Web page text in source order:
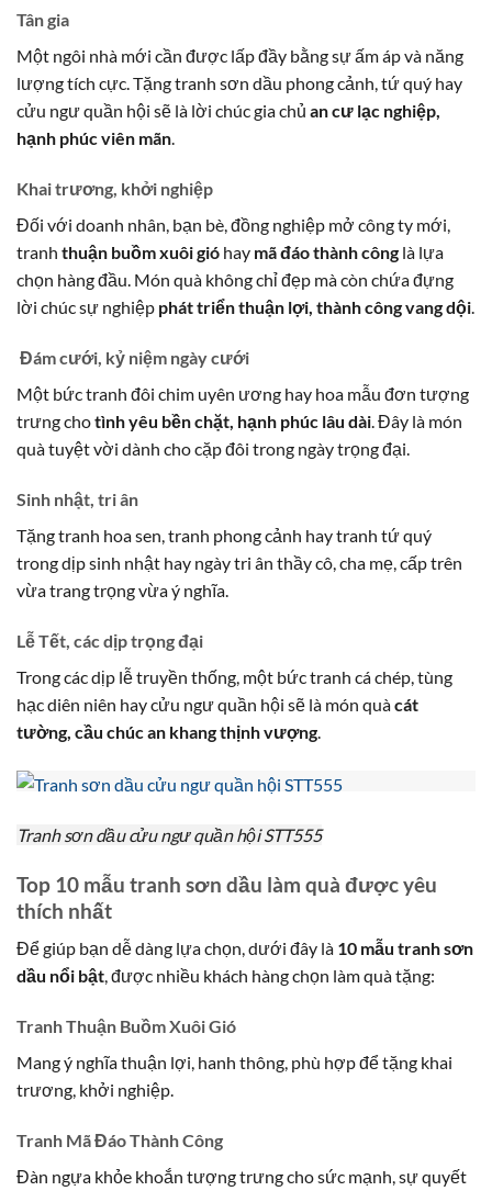
Tân gia
Một ngôi nhà mới cần được lấp đầy bằng sự ấm áp và năng
lượng tích cực. Tặng tranh sơn dầu phong cảnh, tứ quý hay
cửu ngư quần hội sẽ là lời chúc gia chủ an cư lạc nghiệp,
hạnh phúc viên mãn.
Khai trương, khởi nghiệp
Đối với doanh nhân, bạn bè, đồng nghiệp mở công ty mới,
tranh thuận buồm xuôi gió hay mã đáo thành công là lựa
chọn hàng đầu. Món quà không chỉ đẹp mà còn chứa đựng
lời chúc sự nghiệp phát triển thuận lợi, thành công vang dội.
Đám cưới, kỷ niệm ngày cưới
Một bức tranh đôi chim uyên ương hay hoa mẫu đơn tượng
trưng chotình yêu bền chặt, hạnh phúc lâu dài. Đây là món
quà tuyệt vời dành cho cặp đôi trong ngày trọng đại.
Sinh nhật, tri ân
Tặng tranh hoa sen, tranh phong cảnh hay tranh tứ quý
trong dịp sinh nhật hay ngày tri ân thầy cô, cha mẹ, cấp trên
vừa trang trọng vừa ý nghĩa.
Lễ Tết, các dịp trọng đại
Trong các dịp lễ truyền thống, một bức tranh cá chép, tùng
hạc diên niên hay cửu ngư quần hội sẽ là món quàcát
tường, cầu chúc an khang thịnh vượng
Tranh sơn dầu cửu ngư quần hội STT555
Top 10 mẫu tranh sơn dầu làm quà được yêu
thích nhất
Để giúp bạn dễ dàng lựa chọn, dưới đây là 10 mẫu tranh sơn
dầu nổi bật, được nhiều khách hàng chọn làm quà tặng:
Tranh Thuận Buồm Xuôi Gió
Mang ý nghĩa thuận lợi, hanh thông, phù hợp để tặng khai
trương, khởi nghiệp.
Tranh Mã Đáo Thành Công
Đàn ngựa khỏe khoắn tượng trưng cho sức mạnh, sự quyết